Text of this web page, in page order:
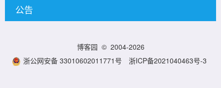
公告
博客园 © 2004-2026
浙公网安备 33010602011771号
浙ICP备2021040463号-3